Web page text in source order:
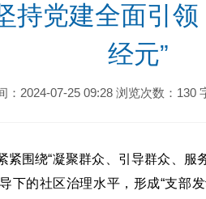
持党建全面引领
经元”
：2024-07-25 09:28 浏览次数：130
绕“凝聚群众、引导群众、服
下的社区治理水平，形成“支部